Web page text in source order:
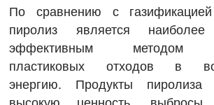
По сравнению с
пиролиз является наиболее
эффективным методом
пластиковых отходов в
энергию. Продукты
высокую ценность, выбросы